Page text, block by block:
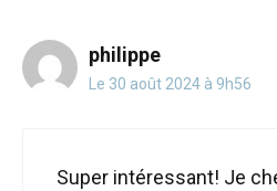
philippe
Le 30 août 2024 à 9h56
Super intéressant! Je